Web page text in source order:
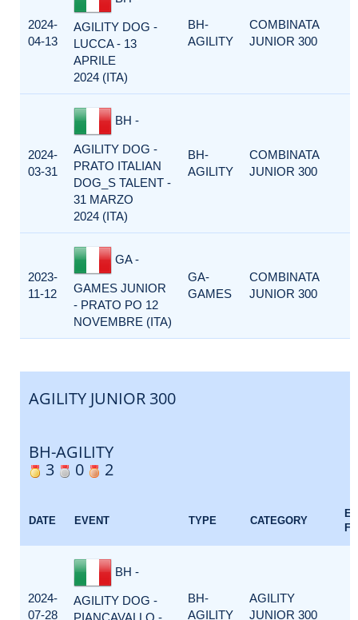
2024-
04-13
AGILITY DOG -
LUCCA - 13
APRILE
2024 (ITA)
BH-
AGILITY
COMBINATA
JUNIOR 300
2024-
03-31
BH -
AGILITY DOG -
PRATO ITALIAN
DOG_S TALENT -
31 MARZO
2024 (ITA)
BH-
AGILITY
COMBINATA
JUNIOR 300
2023-
11-12
GA -
GAMES JUNIOR
- PRATO PO 12
NOVEMBRE (ITA)
GA-
GAMES
COMBINATA
JUNIOR 300
AGILITY JUNIOR 300
BH-AGILITY
3
0 2
DATE EVENT TYPE CATEGORY
2024-
07-28
BH -
AGILITY DOG -
PIANCAVALLO -
BH-
AGILITY
AGILITY
JUNIOR 300